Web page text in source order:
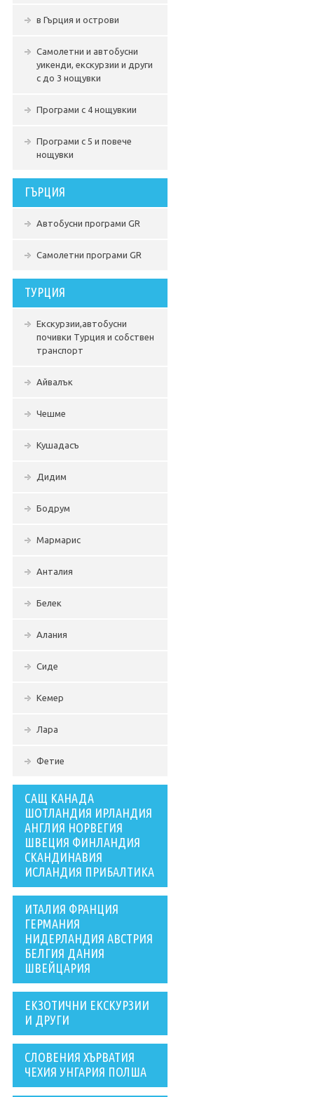
в Гърция и острови
Самолетни и автобусни
уикенди, екскурзии и други
с до 3 нощувки
Програми с 4 нощувкии
Програми с 5 и повече
нощувки
ГЪРЦИЯ
Автобусни програми GR
Самолетни програми GR
ТУРЦИЯ
Екскурзии,автобусни
почивки Турция и собствен
транспорт
Айвалък
Чешме
Кушадасъ
Дидим
Бодрум
Мармарис
Анталия
Белек
Алания
Сиде
Кемер
Лара
Фетие
САЩ КАНАДА
ШОТЛАНДИЯ ИРЛАНДИЯ
АНГЛИЯ НОРВЕГИЯ
ШВЕЦИЯ ФИНЛАНДИЯ
СКАНДИНАВИЯ
ИСЛАНДИЯ ПРИБАЛТИКА
ИТАЛИЯ ФРАНЦИЯ
ГЕРМАНИЯ
НИДЕРЛАНДИЯ АВСТРИЯ
БЕЛГИЯ ДАНИЯ
ШВЕЙЦАРИЯ
ЕКЗОТИЧНИ ЕКСКУРЗИИ
И ДРУГИ
СЛОВЕНИЯ ХЪРВАТИЯ
ЧЕХИЯ УНГАРИЯ ПОЛША